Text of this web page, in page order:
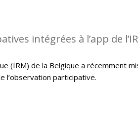
intégrées à l’app de
(IRM) de la Belgique a récemment
l’observation participative.